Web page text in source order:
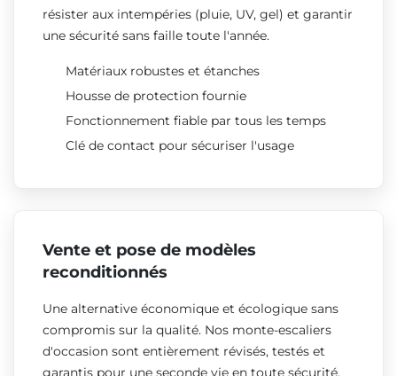
résister aux intempéries (pluie, UV, gel) et garantir
une sécurité sans faille toute l'année.
Matériaux robustes et étanches
Housse de protection fournie
Fonctionnement fiable par tous les temps
Clé de contact pour sécuriser l'usage
Vente et pose de modèles
reconditionnés
Une alternative économique et écologique sans
compromis sur la qualité. Nos monte-escaliers
d'occasion sont entièrement révisés, testés et
garantis pour une seconde vie en toute sécurité.